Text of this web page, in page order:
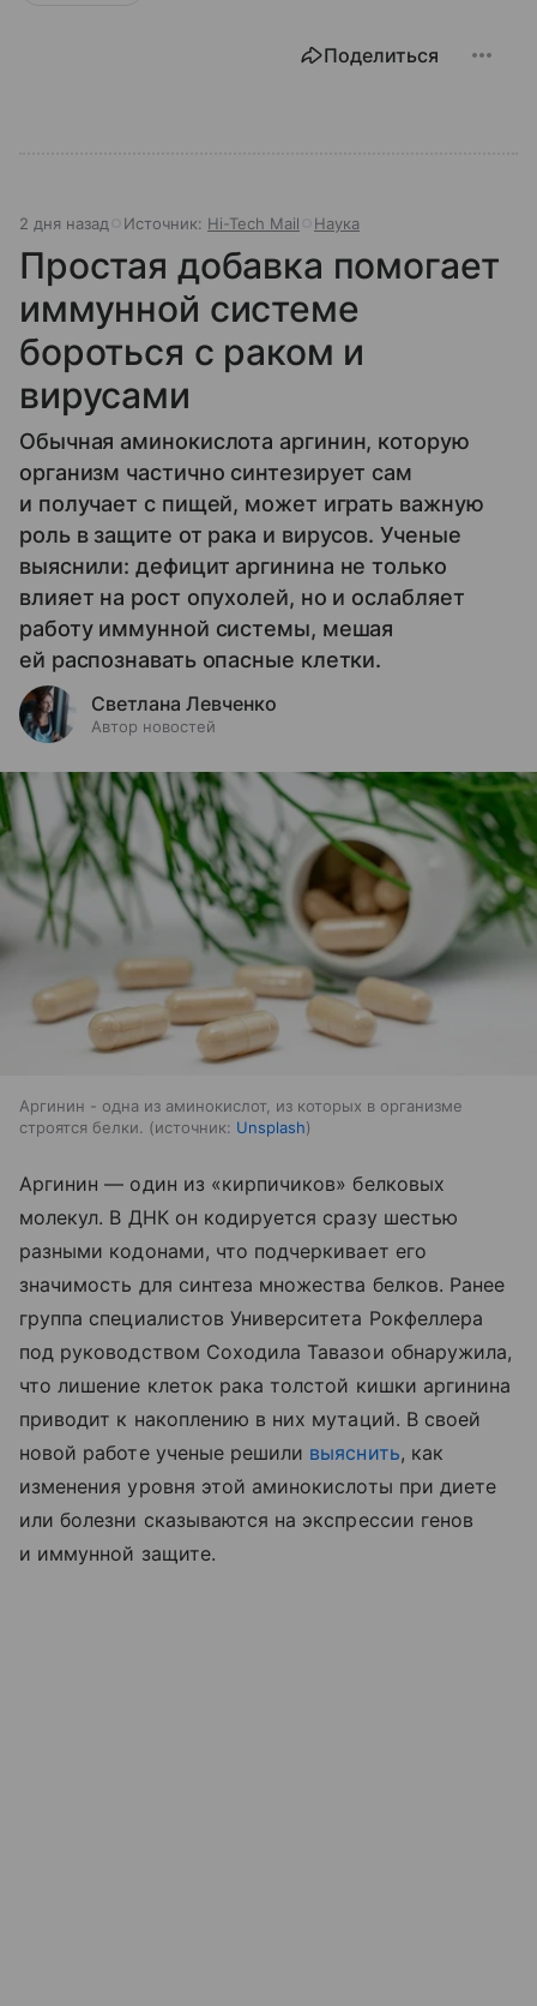
Поделиться
2 дня назад Источник: Hi-Tech Mail Наука
Простая добавка помогает
иммунной системе
бороться с раком и
вирусами
Обычная аминокислота аргинин, которую
организм частично синтезирует сам
и получает с пищей, может играть важную
роль в защите от рака и вирусов. Ученые
выяснили: дефицит аргинина не только
влияет на рост опухолей, но и ослабляет
работу иммунной системы, мешая
ей распознавать опасные клетки.
Светлана Левченко
Автор новостей
Аргинин - одна из аминокислот, из которых в организме
строятся белки.
источник: Unsplash
Аргинин — один из «кирпичиков» белковых
молекул. В ДНК он кодируется сразу шестью
разными кодонами, что подчеркивает его
значимость для синтеза множества белков. Ранее
группа специалистов Университета Рокфеллера
под руководством Соходила Тавазои обнаружила,
что лишение клеток рака толстой кишки аргинина
приводит к накоплению в них мутаций. В своей
новой работе ученые решили выяснить, как
изменения уровня этой аминокислоты при диете
или болезни сказываются на экспрессии генов
и иммунной защите.